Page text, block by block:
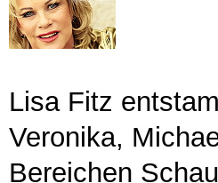
Lisa Fitz
Veronika,
Bereichen